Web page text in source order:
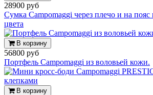
28900 руб
Сумка Campomaggi через плечо и на пояс
цвета
В корзину
56800 руб
Портфель Campomaggi из воловьей кожи.
В корзину